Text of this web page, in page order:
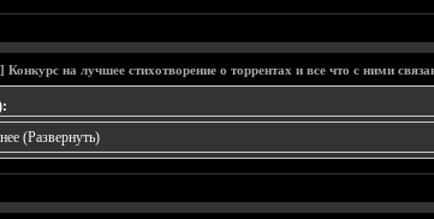
на лучшее стихотворение о торрентах и все что с ними
(Развернуть)